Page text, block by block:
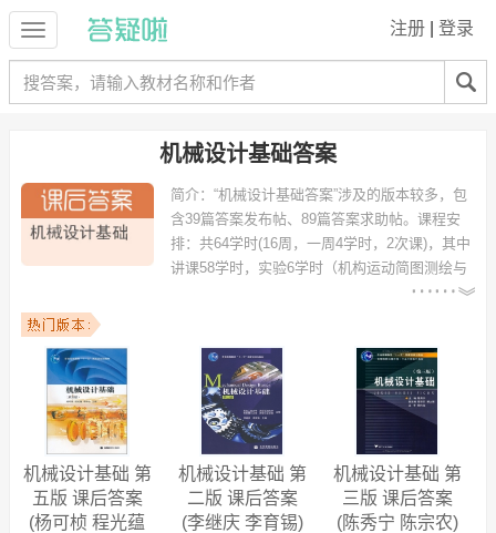
注册 登录
机械设计基础答案
简介： “机械设计基础答案”涉及的版本较多，包
含39篇答案发布帖、89篇答案求助帖。课程安
排：共64学时(16周，一周4学时，2次课)，其中
讲课58学时，实验6学时（机构运动简图测绘与
分析、齿轮范成加工原理实验、轴系拆装实验、带传动实验、齿轮疲劳
与效率实验）。
答案 - 需求统计：
以下学校的同学下载过
机械设计基础答案 ：武汉理工大学、广东工业大
学、广东海洋大学、重庆大学、南京航天航空大学、江南大学、西南石
油大学、中国计量学院、西北工业大学、西安交通大学 等。
机械特点：一种装置，由钢及各种材料制成，人操纵控制，用来减轻或
代替人类劳动，能按部就班的干活，能大大提高劳动生产率和产品质
量，能够实现机械化和生产自动化。
机械设计基础涉及的很多答案，是需要画图的。
机械设计基础 第
五版 课后答案
(杨可桢 程光蕴
机械设计基础 第
二版 课后答案
(李继庆 李育锡)
机械设计基础 第
三版 课后答案
(陈秀宁 陈宗农)